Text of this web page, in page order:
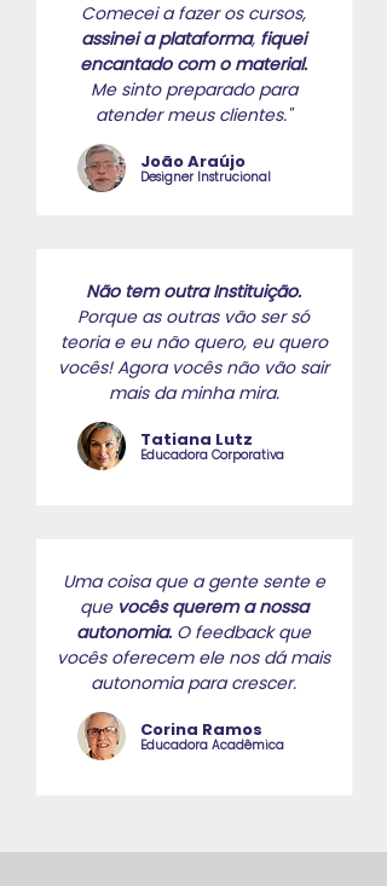
Comecei a fazer os cursos,
assinei a plataforma, fiquei
encantado com o material.
Me sinto preparado para
atender meus clientes."
João Araújo
Designer Instrucional
Não tem outra Instituição.
Porque as outras vão ser só
teoria e eu não quero, eu quero
vocês! Agora vocês não vão sair
mais da minha mira.
Tatiana Lutz
Educadora Corporativa
Uma coisa que a gente sente e
que vocês querem a nossa
autonomia. O feedback que
vocês oferecem ele nos dá mais
autonomia para crescer.
Corina Ramos
Educadora Acadêmica